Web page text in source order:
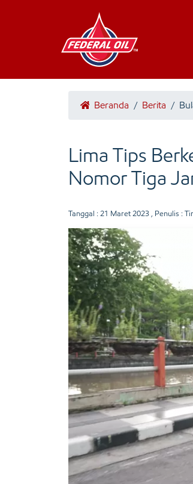
Beranda / Berita /
Lima Tips
Nomor Tiga
Tanggal : 21 Maret 2023 , Penulis :